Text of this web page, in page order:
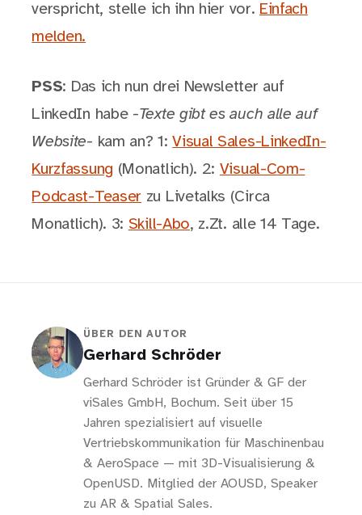
verspricht, stelle ich ihn hier vor. Einfach
melden.
PSS: Das ich nun drei Newsletter auf
LinkedIn habe -Texte gibt es auch alle auf
Website- kam an? 1:Visual Sales-LinkedIn-
Kurzfassung (Monatlich). 2: Visual-Com-
Podcast-Teaser zu Livetalks (Circa
Monatlich). 3: Skill-Abo, z.Zt. alle 14 Tage.
ÜBER DEN AUTOR
Gerhard Schröder
Gerhard Schröder ist Gründer & GF der
viSales GmbH, Bochum. Seit über 15
Jahren spezialisiert auf visuelle
Vertriebskommunikation für Maschinenbau
& AeroSpace — mit 3D-Visualisierung &
OpenUSD. Mitglied der AOUSD, Speaker
zu AR & Spatial Sales.